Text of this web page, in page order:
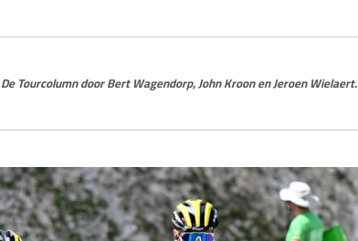
De Tourcolumn door Bert Wagendorp, John Kroon en Jeroen Wielaert.